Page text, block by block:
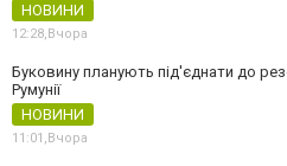
НОВИНИ
12:28, Вчора
Буковину планують під'єднати до
Румунії
НОВИНИ
11:01, Вчора